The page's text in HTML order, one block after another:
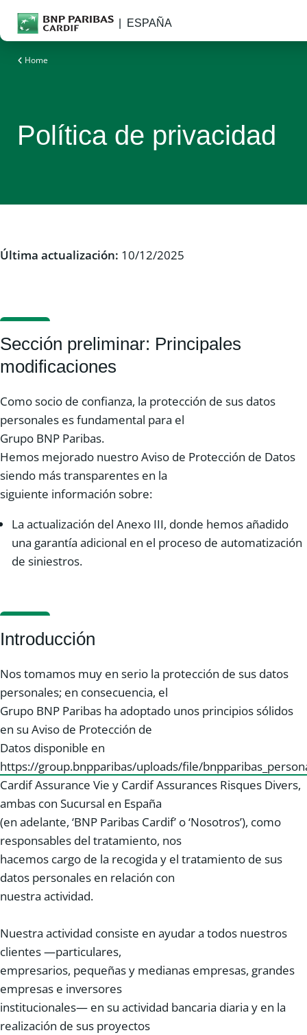
ESPAÑA
Seguros para un mundo en evolución
Home
Política de privacidad
Última actualización: 10/12/2025
Sección preliminar: Principales
modificaciones
Como socio de confianza, la protección de sus datos
personales es fundamental para el
Grupo BNP Paribas.
Hemos mejorado nuestro Aviso de Protección de Datos
siendo más transparentes en la
siguiente información sobre:
La actualización del Anexo III, donde hemos añadido
una garantía adicional en el proceso de automatización
de siniestros.
Introducción
Nos tomamos muy en serio la protección de sus datos
personales; en consecuencia, el
Grupo BNP Paribas ha adoptado unos principios sólidos
en su Aviso de Protección de
Datos disponible en
https://group.bnpparibas/uploads/file/
Cardif Assurance Vie y Cardif Assurances Risques Divers,
ambas con Sucursal en España
(en adelante, ‘BNP Paribas Cardif’ o ‘Nosotros’), como
responsables del tratamiento, nos
hacemos cargo de la recogida y el tratamiento de sus
datos personales en relación con
nuestra actividad.
Nuestra actividad consiste en ayudar a todos nuestros
clientes —particulares,
empresarios, pequeñas y medianas empresas, grandes
empresas e inversores
institucionales— en su actividad bancaria diaria y en la
realización de sus proyectos